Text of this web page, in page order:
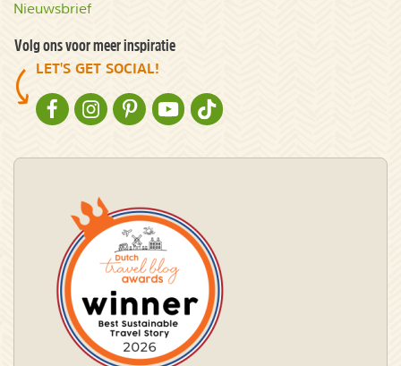
Nieuwsbrief
Volg ons voor meer inspiratie
LET'S GET SOCIAL!
NATURESCANNER OP FACEBOOK
NATURESCANNER OP INSTAGRAM
NATURESCANNER OP PINTEREST
NATURESCANNER OP YOUTUBE
NATURESCANNER OP TIKTOK